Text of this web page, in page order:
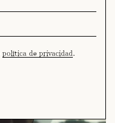
política de privacidad